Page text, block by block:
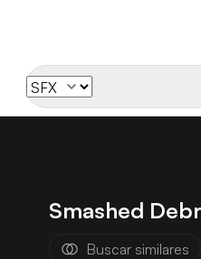
Smashed
Buscar similares